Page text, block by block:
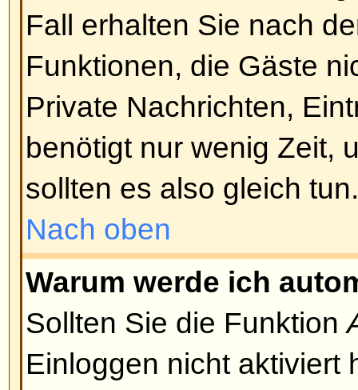
Ich habe mein Passwort
Kein Problem! Sie können ein
anfordern. Klicken Sie dazu auf
habe mein Passwort vergessen.
Anweisungen und Sie sollten
einloggen können.
Nach oben
Ich habe mich registriert,
einloggen!
Überprüfen Sie erst, ob Sie den
Benutzernamen und/oder
Falls sie stimmen, gibt es zwei